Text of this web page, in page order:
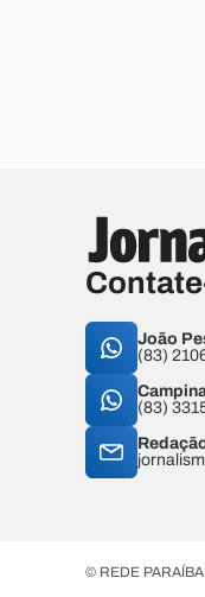
João
(83)
(83)
© REDE